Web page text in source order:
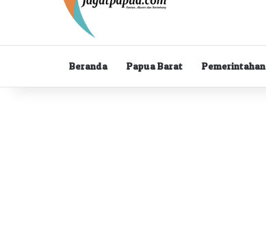
Beranda Papua Barat Pemerintahan